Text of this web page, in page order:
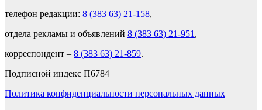
телефон редакции: 8 (383 63) 21-158,
отдела рекламы и объявлений 8 (383 63) 21-951 ,
корреспондент – 8 (383 63) 21-859.
Подписной индекс П6784
Политика конфиденциальности персональных данных